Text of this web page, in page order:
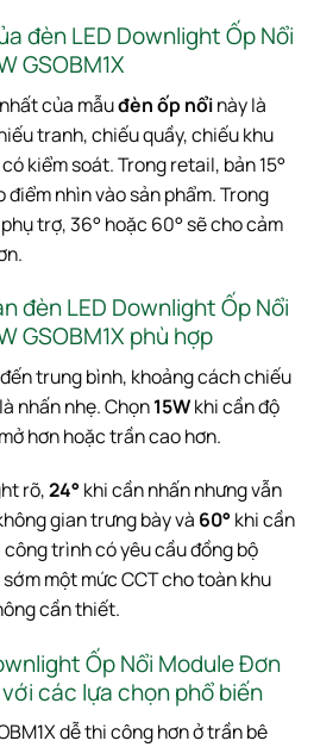
đèn LED Downlight Ốp Nổi
GSOBM1X
của mẫuđèn ốp nổinày là
tranh, chiếu quầy, chiếu khu
kiểm soát. Trong retail, bản 15°
điểm nhìn vào sản phẩm. Trong
trợ, 36° hoặc 60° sẽ cho cảm
đèn LED Downlight Ốp Nổi
GSOBM1X phù hợp
trung bình, khoảng cách chiếu
nhấn nhẹ. Chọn15Wkhi cần độ
hơn hoặc trần cao hơn.
rõ,24°khi cần nhấn nhưng vẫn
gian trưng bày và 60°khi cần
trình có yêu cầu đồng bộ
một mức CCT cho toàn khu
cần thiết.
Ốp Nổi Module Đơn
với các lựa chọn phổ biến
dễ thi công hơn ở trần bê